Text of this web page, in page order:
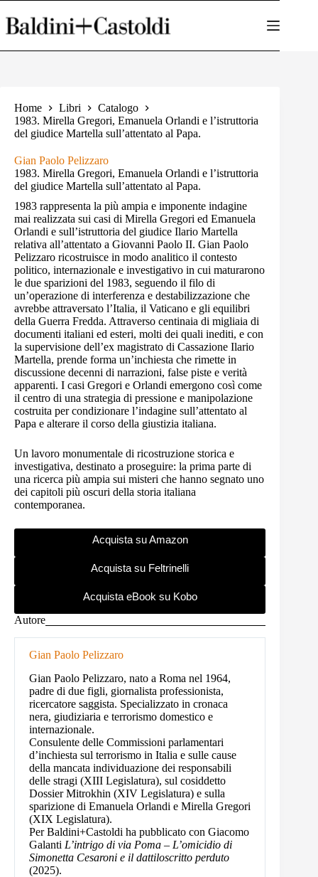
al
contenuto
Home Libri
Catalogo
1983. Mirella Gregori, Emanuela Orlandi e l’istruttoria
del giudice Martella sull’attentato al Papa.
Gian Paolo Pelizzaro
1983. Mirella Gregori, Emanuela Orlandi e l’istruttoria
del giudice Martella sull’attentato al Papa.
1983 rappresenta la più ampia e imponente indagine
mai realizzata sui casi di Mirella Gregori ed Emanuela
Orlandi e sull’istruttoria del giudice Ilario Martella
relativa all’attentato a Giovanni Paolo II. Gian Paolo
Pelizzaro ricostruisce in modo analitico il contesto
politico, internazionale e investigativo in cui maturarono
le due sparizioni del 1983, seguendo il filo di
un’operazione di interferenza e destabilizzazione che
avrebbe attraversato l’Italia, il Vaticano e gli equilibri
della Guerra Fredda. Attraverso centinaia di migliaia di
documenti italiani ed esteri, molti dei quali inediti, e con
la supervisione dell’ex magistrato di Cassazione Ilario
Martella, prende forma un’inchiesta che rimette in
discussione decenni di narrazioni, false piste e verità
apparenti. I casi Gregori e Orlandi emergono così come
il centro di una strategia di pressione e manipolazione
costruita per condizionare l’indagine sull’attentato al
Papa e alterare il corso della giustizia italiana.
Un lavoro monumentale di ricostruzione storica e
investigativa, destinato a proseguire: la prima parte di
una ricerca più ampia sui misteri che hanno segnato uno
dei capitoli più oscuri della storia italiana
contemporanea.
Acquista su Amazon
Acquista su Feltrinelli
Acquista eBook su Kobo
Autore
Gian Paolo Pelizzaro
Gian Paolo Pelizzaro, nato a Roma nel 1964,
padre di due figli, giornalista professionista,
ricercatore saggista. Specializzato in cronaca
nera, giudiziaria e terrorismo domestico e
internazionale.
Consulente delle Commissioni parlamentari
d’inchiesta sul terrorismo in Italia e sulle cause
della mancata individuazione dei responsabili
delle stragi (XIII Legislatura), sul cosiddetto
Dossier Mitrokhin (XIV Legislatura) e sulla
sparizione di Emanuela Orlandi e Mirella Gregori
(XIX Legislatura).
Per Baldini+Castoldi ha pubblicato con Giacomo
Galanti L’intrigo di via Poma – L’omicidio di
Simonetta Cesaroni e il dattiloscritto perduto
(2025).